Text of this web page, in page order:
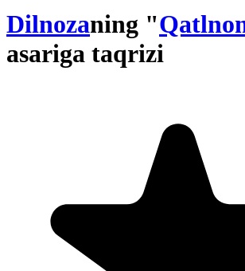
Dilnozaning "
asariga taqrizi